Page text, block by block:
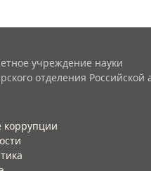
учреждение науки
отделения
коррупции